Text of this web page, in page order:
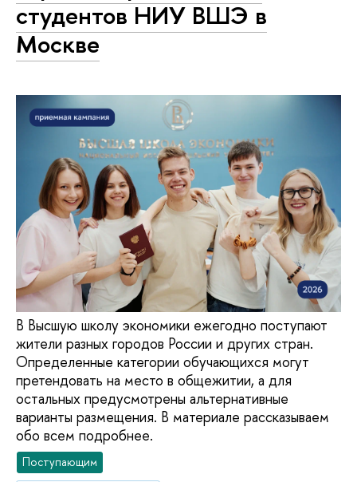
студентов НИУ ВШЭ в
Москве
В Высшую школу экономики ежегодно поступают
жители разных городов России и других стран.
Определенные категории обучающихся могут
претендовать на место в общежитии, а для
остальных предусмотрены альтернативные
варианты размещения. В материале рассказываем
обо всем подробнее.
Поступающим